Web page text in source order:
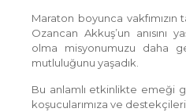
Maraton boyunca vakfımızın
Ozancan Akkuş’un
olma misyonumuzu daha
mutluluğunu yaşadık.
Bu anlamlı etkinlikte emeği
koşucularımıza ve